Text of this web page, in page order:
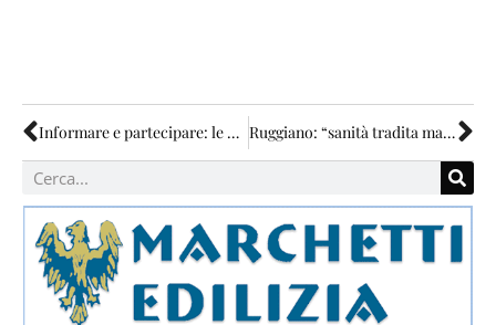
Informare e partecipare: le priorità dell’Osservatorio dell’Ospedale MVT Ruggiano: “sanità tradita ma bene il distretto”